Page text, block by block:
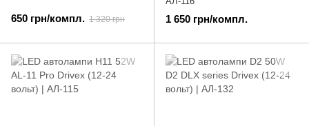
650 грн/компл. 1 320 грн 1 650 грн/компл.